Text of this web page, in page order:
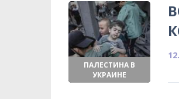
ПАЛЕСТИНА В
УКРАИНЕ